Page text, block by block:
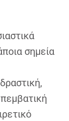
σημεία